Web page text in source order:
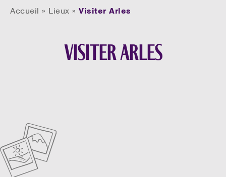
Accueil » Lieux »Visiter Arles
Visiter Arles